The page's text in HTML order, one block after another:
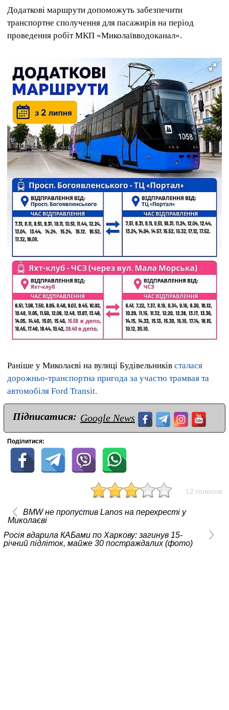
Додаткові маршрути допоможуть забезпечити
транспортне сполучення для пасажирів на період
проведення робіт МКП «Миколаївводоканал».
Раніше у Миколаєві на вулиці Будівельників сталася
дорожньо-транспортна пригода за участю трамвая та
автомобіля Ford Transit.
Підписатися: Google News
Поділитися:
12 голосов
BMW не пропустив Lanos на перехресті у
Миколаєві
Росія вдарила КАБами по Харкову: загинув 15-
річний підліток, майже 30 постраждалих (фото)